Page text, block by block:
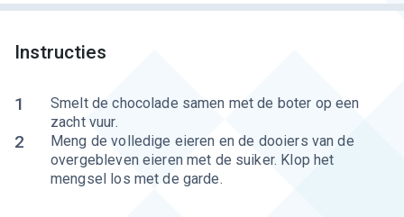
Instructies
1
Smelt de chocolade samen met de boter op een
zacht vuur.
2
Meng de volledige eieren en de dooiers van de
overgebleven eieren met de suiker. Klop het
mengsel los met de garde.